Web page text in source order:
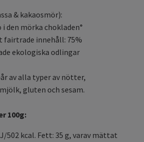
& kakaosmör):
i den mörka chokladen°
innehåll: 75%
ekologiska odlingar
av alla typer av nötter,
gluten och sesam.
100g:
502 kcal. Fett: 35 g, varav mättat